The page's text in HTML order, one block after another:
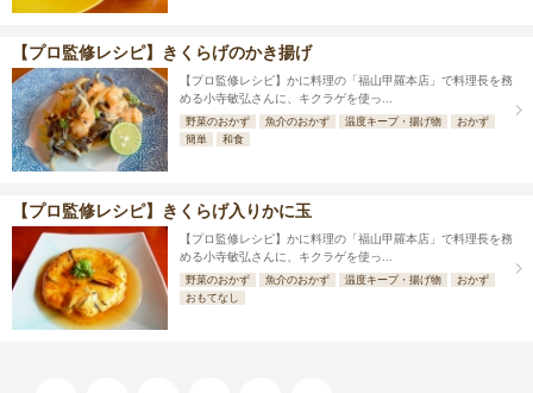
【プロ監修レシピ】きくらげのかき揚げ
【プロ監修レシピ】かに料理の「福山甲羅本店」で料理長を務
める小寺敏弘さんに、キクラゲを使っ...
野菜のおかず 魚介のおかず 温度キープ・揚げ物
おかず
簡単
和食
【プロ監修レシピ】きくらげ入りかに玉
【プロ監修レシピ】かに料理の「福山甲羅本店」で料理長を務
める小寺敏弘さんに、キクラゲを使っ...
野菜のおかず 魚介のおかず 温度キープ・揚げ物
おかず
おもてなし